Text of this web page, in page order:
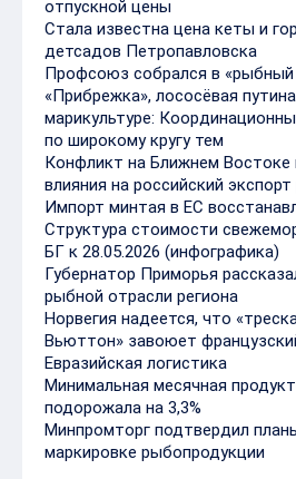
отпускной цены
Стала известна цена кеты и
детсадов Петропавловска
Профсоюз собрался в «рыбный
«Прибрежка», лососёвая
марикультуре:
по широкому кругу тем
Конфликт на Ближнем Востоке
влияния на российский
Импорт минтая в ЕС
Структура стоимости
БГ к 28.05.2026 (инфографика)
Губернатор Приморья
рыбной отрасли региона
Норвегия надеется, что
Вьюттон» завоюет
Евразийская логистика
Минимальная месячная
подорожала на 3,3%
Минпромторг подтвердил
маркировке рыбопродукции